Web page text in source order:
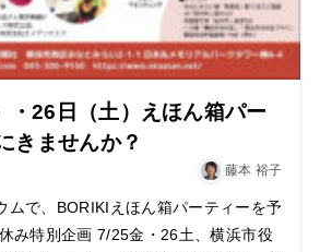
・26日（土）えほん箱パー
きませんか？
藤本 裕子
ムで、BORIKIえほん箱パーティーを予
み特別企画 7/25金・26土、横浜市役